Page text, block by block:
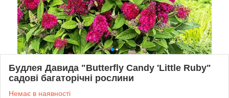
Будлея Давида "Butterfly Candy 'Little Ruby"
садові багаторічні рослини
Немає в наявності